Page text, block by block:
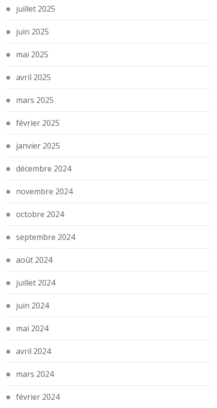
juillet 2025
juin 2025
mai 2025
avril 2025
mars 2025
février 2025
janvier 2025
décembre 2024
novembre 2024
octobre 2024
septembre 2024
août 2024
juillet 2024
juin 2024
mai 2024
avril 2024
mars 2024
février 2024